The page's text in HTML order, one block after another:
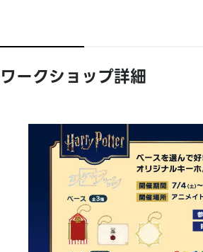
ワークショップ詳細